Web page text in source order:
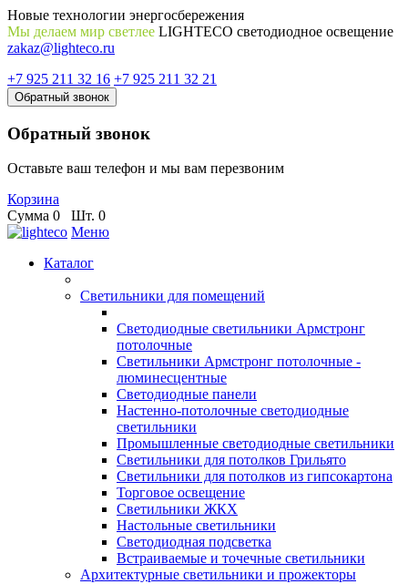
Новые технологии энергосбережения
Мы делаем мир светлее LIGHTECO светодиодное освещение
zakaz@lighteco.ru
+7 925 211 32 16 +7 925 211 32 21
Обратный звонок
Обратный звонок
Оставьте ваш телефон и мы вам перезвоним
Корзина
Сумма 0 Шт. 0
Меню
Каталог
Светильники для помещений
Светодиодные светильники Армстронг
потолочные
Светильники Армстронг потолочные -
люминесцентные
Светодиодные панели
Настенно-потолочные светодиодные
светильники
Промышленные светодиодные светильники
Светильники для потолков Грильято
Светильники для потолков из гипсокартона
Торговое освещение
Светильники ЖКХ
Настольные светильники
Светодиодная подсветка
Встраиваемые и точечные светильники
Архитектурные светильники и прожекторы